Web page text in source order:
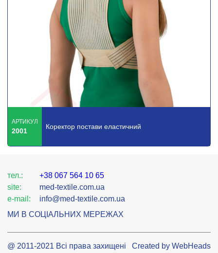
АРТИКУЛ
2001
Коректор постави еластичний
тел.:
+38 067 564 10 65
site:
med-textile.com.ua
e-mail:
info@med-textile.com.ua
МИ В СОЦІАЛЬНИХ МЕРЕЖАХ
@ 2011-2021 Всі права захищені Created by WebHeads